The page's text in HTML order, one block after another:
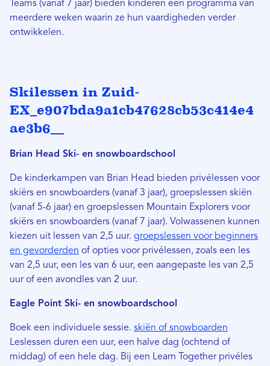
Teams (vanaf 7 jaar) bieden kinderen een programma van
meerdere weken waarin ze hun vaardigheden verder
ontwikkelen.
Skilessen in Zuid-
EX_e907bda9a1cb47628cb53c414e4
ae3b6__
Brian Head Ski- en snowboardschool
De kinderkampen van Brian Head bieden privélessen voor
skiërs en snowboarders (vanaf 3 jaar), groepslessen skiën
(vanaf 5-6 jaar) en groepslessen Mountain Explorers voor
skiërs en snowboarders (vanaf 7 jaar). Volwassenen kunnen
kiezen uit lessen van 2,5 uur. groepslessen voor beginners
en gevorderden of opties voor privélessen, zoals een les
van 2,5 uur, een les van 6 uur, een aangepaste les van 2,5
uur of een avondles van 2 uur.
Eagle Point Ski- en snowboardschool
Boek een individuele sessie. skiën of snowboarden
Leslessen duren een uur, een halve dag (ochtend of
middag) of een hele dag. Bij een Learn Together privéles